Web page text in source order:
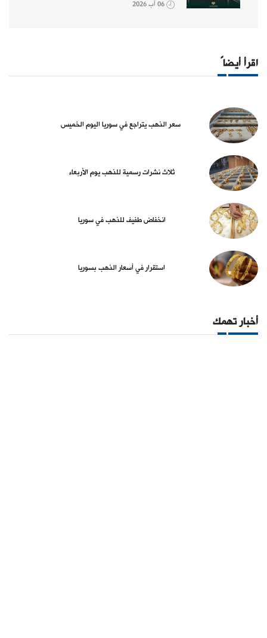
06 آب 2026
اقرأ أيضاً
سعر الذهب يتراجع في سوريا اليوم الخميس
ثلاث نشرات رسمية للذهب يوم الأربعاء
انخفاض طفيف للذهب في سوريا
استقرار في أسعار الذهب بسوريا
أخبار تهمك